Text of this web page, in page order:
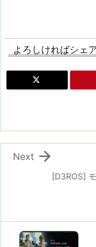
よろしければシェ
[D3ROS]

Next